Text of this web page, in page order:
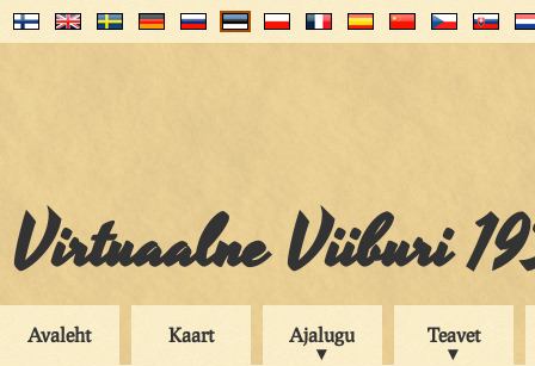
Virtuaalne Viiburi
Avaleht Kaart Ajalugu Teavet